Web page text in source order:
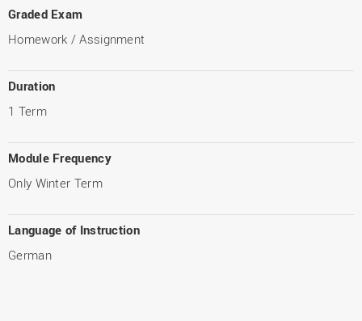
Graded Exam
Homework / Assignment
Duration
1 Term
Module Frequency
Only Winter Term
Language of Instruction
German